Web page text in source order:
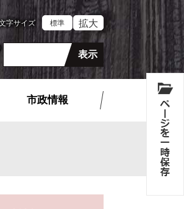
字サイズ 標準 拡大
市政情報